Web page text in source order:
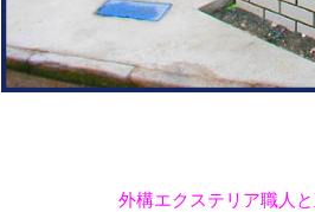
外構エクステリア職人